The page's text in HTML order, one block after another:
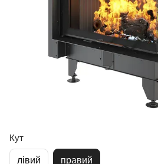
Кут
лівий правий